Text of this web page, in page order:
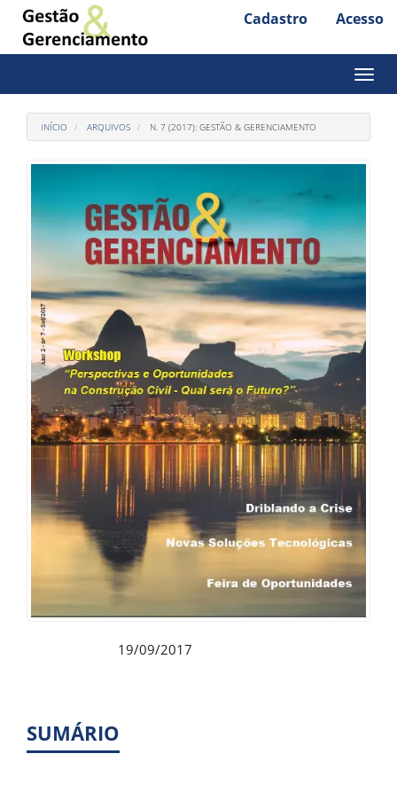
Acesso
rápido
o
conteúdo
página
Navegação
Principal
Conteúdo
principal
Lateral
Cadastro Acesso
Toggle
INÍCIO ARQUIVOS N. 7 (2017): GESTÃO & GERENCIAMENTO
19/09/2017
SUMÁRIO